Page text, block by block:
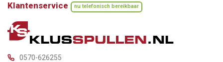
Klantenservice nu telefonisch bereikbaar
0570-626255